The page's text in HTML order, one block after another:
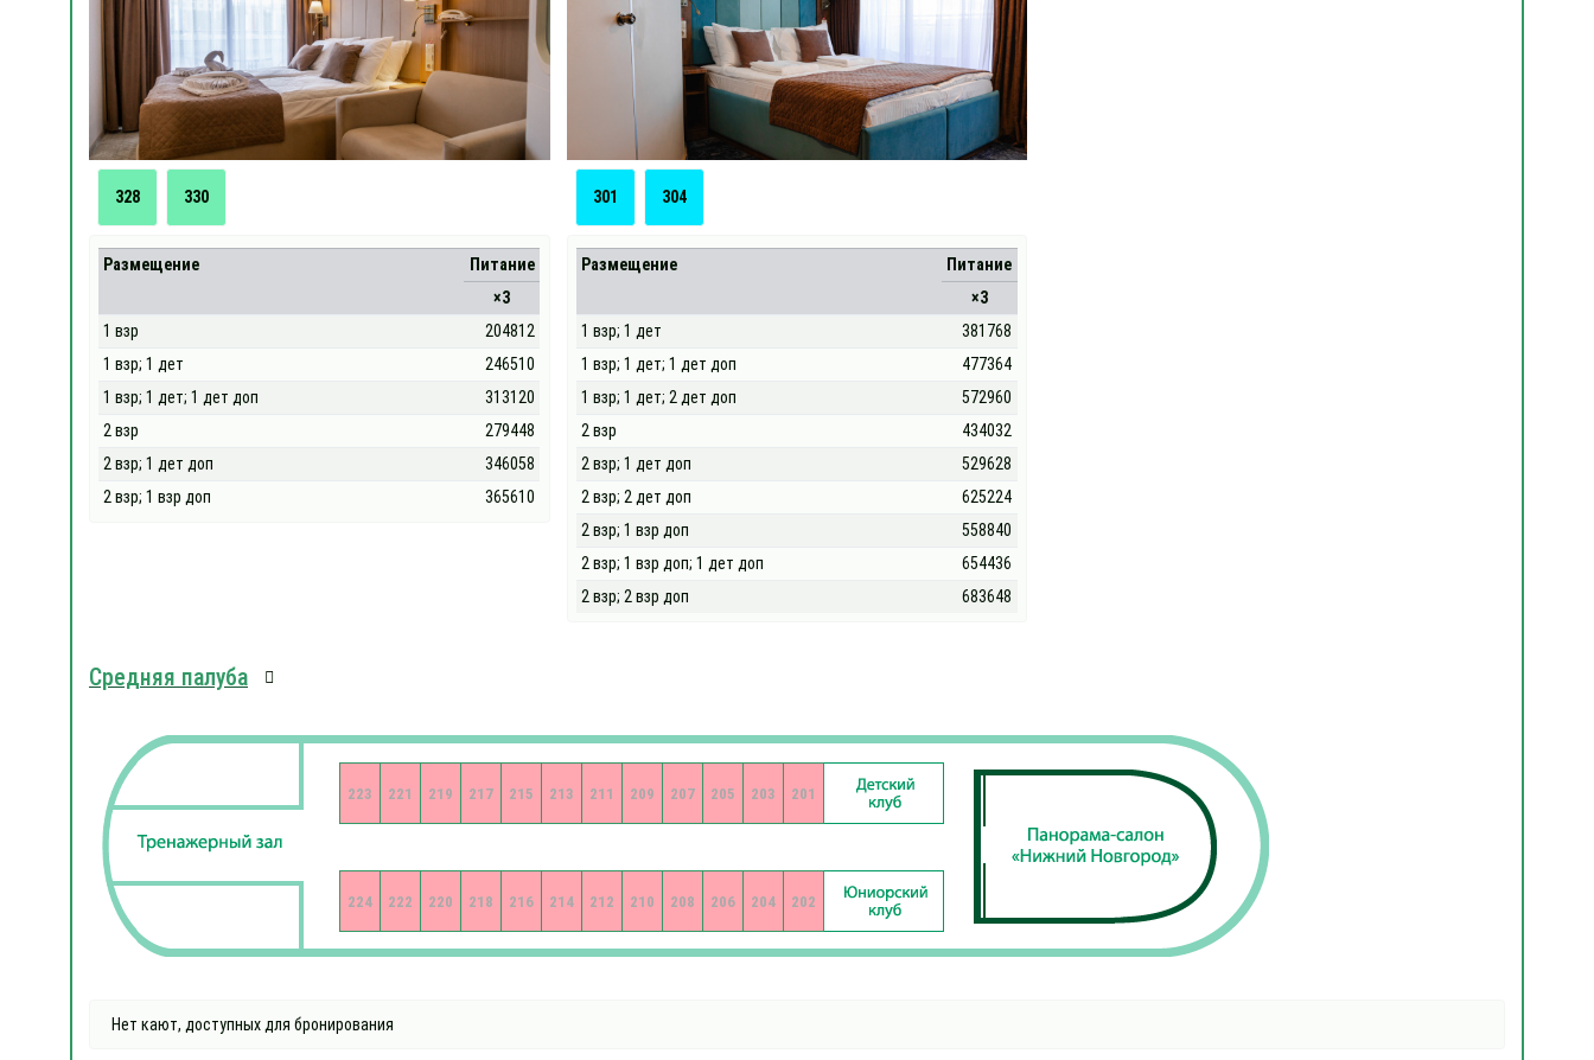
328 330
Размещение
Питание
×3
1 взр
204812
1 взр; 1 дет
246510
1 взр; 1 дет; 1 дет доп
313120
2 взр
279448
2 взр; 1 дет доп
346058
2 взр; 1 взр доп
365610
301 304
Размещение
Питание
×3
1 взр; 1 дет
381768
1 взр; 1 дет; 1 дет доп
477364
1 взр; 1 дет; 2 дет доп
572960
2 взр
434032
2 взр; 1 дет доп
529628
2 взр; 2 дет доп
625224
2 взр; 1 взр доп
558840
2 взр; 1 взр доп; 1 дет доп
654436
2 взр; 2 взр доп
683648
Средняя палуба
201
202
203
204
205
206
207
208
209
210
211
212
213
214
215
216
217
218
219
220
221
222
223
224
Нет кают, доступных для бронирования